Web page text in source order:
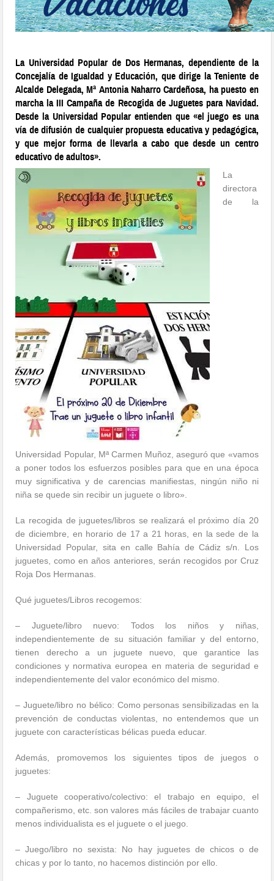
La Universidad Popular de Dos Hermanas, dependiente de la
Concejalía de Igualdad y Educación, que dirige la Teniente de
Alcalde Delegada, Mª Antonia Naharro Cardeñosa, ha puesto en
marcha la III Campaña de Recogida de Juguetes para Navidad.
Desde la Universidad Popular entienden que «el juego es una
vía de difusión de cualquier propuesta educativa y pedagógica,
y que mejor forma de llevarla a cabo que desde un centro
educativo de adultos».
La
directora
de la
Universidad Popular, Mª Carmen Muñoz, aseguró que «vamos
a poner todos los esfuerzos posibles para que en una época
muy significativa y de carencias manifiestas, ningún niño ni
niña se quede sin recibir un juguete o libro».
La recogida de juguetes/libros se realizará el próximo día 20
de diciembre, en horario de 17 a 21 horas, en la sede de la
Universidad Popular, sita en calle Bahía de Cádiz s/n. Los
juguetes, como en años anteriores, serán recogidos por Cruz
Roja Dos Hermanas.
Qué juguetes/Libros recogemos:
– Juguete/libro nuevo: Todos los niños y niñas,
independientemente de su situación familiar y del entorno,
tienen derecho a un juguete nuevo, que garantice las
condiciones y normativa europea en materia de seguridad e
independientemente del valor económico del mismo.
– Juguete/libro no bélico: Como personas sensibilizadas en la
prevención de conductas violentas, no entendemos que un
juguete con características bélicas pueda educar.
Además, promovemos los siguientes tipos de juegos o
juguetes:
– Juguete cooperativo/colectivo: el trabajo en equipo, el
compañerismo, etc. son valores más fáciles de trabajar cuanto
menos individualista es el juguete o el juego.
– Juego/libro no sexista: No hay juguetes de chicos o de
chicas y por lo tanto, no hacemos distinción por ello.